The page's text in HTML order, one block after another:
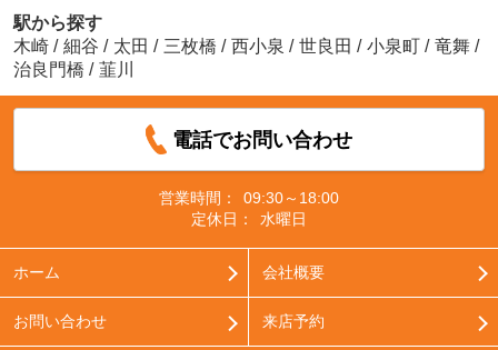
駅から探す
木崎 / 細谷 / 太田 / 三枚橋 / 西小泉 / 世良田 / 小泉町 / 竜舞 /
治良門橋 / 韮川
電話でお問い合わせ
営業時間：
09:30～18:00
定休日：
水曜日
ホーム 会社概要
お問い合わせ 来店予約